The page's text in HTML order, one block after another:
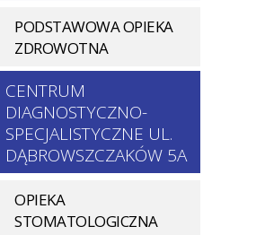
PODSTAWOWA OPIEKA
ZDROWOTNA
CENTRUM
DIAGNOSTYCZNO-
SPECJALISTYCZNE UL.
DĄBROWSZCZAKÓW 5A
OPIEKA
STOMATOLOGICZNA